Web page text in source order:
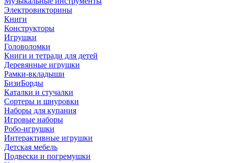
Электровикторины
Книги
Конструкторы
Игрушки
Головоломки
Книги и тетради для детей
Деревянные игрушки
Рамки-вкладыши
БизиБорды
Каталки и стучалки
Сортеры и шнуровки
Наборы для купания
Игровые наборы
Робо-игрушки
Интерактивные игрушки
Детская мебель
Подвески и погремушки